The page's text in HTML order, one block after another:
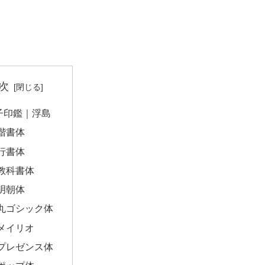
印鑑｜浮島
書体
書体
科書体
朝体
ゴシック体
イリオ
レゼンス体